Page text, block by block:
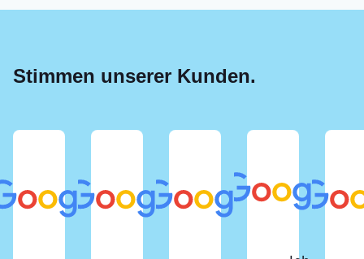
Stimmen unserer Kunden.